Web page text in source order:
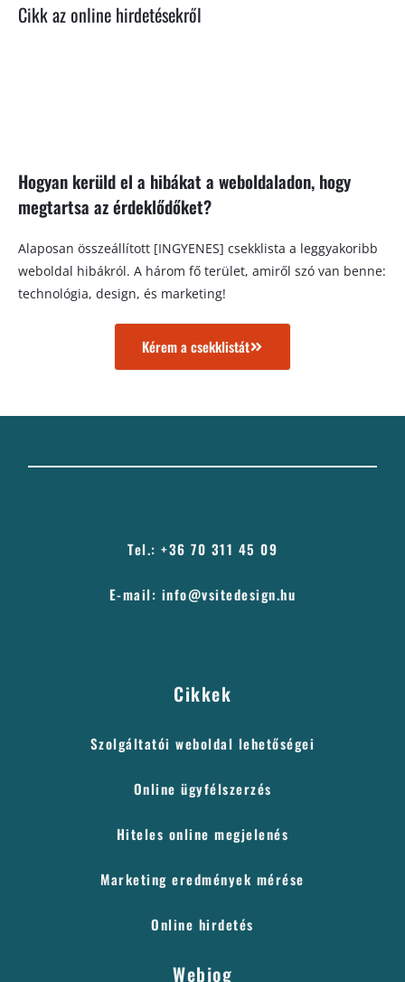
Cikk az online hirdetésekről
Hogyan kerüld el a hibákat a weboldaladon, hogy
megtartsa az érdeklődőket?
Alaposan összeállított [INGYENES] csekklista a leggyakoribb
weboldal hibákról. A három fő terület, amiről szó van benne:
technológia, design, és marketing!
Kérem a csekklistát
Tel.: +36 70 311 45 09
E-mail: info@vsitedesign.hu
Cikkek
Szolgáltatói weboldal lehetőségei
Online ügyfélszerzés
Hiteles online megjelenés
Marketing eredmények mérése
Online hirdetés
Webjog